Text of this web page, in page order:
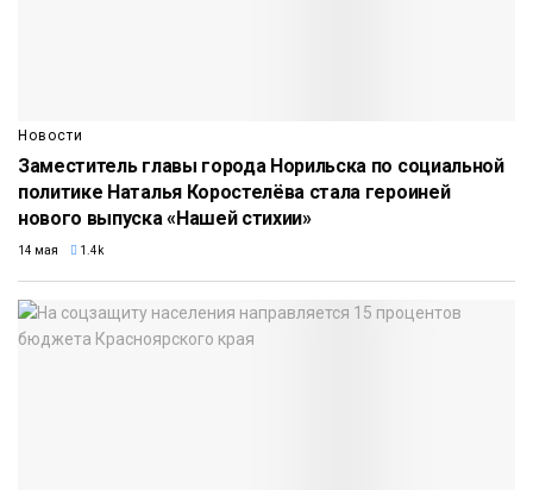
Новости
Заместитель главы города Норильска по социальной
политике Наталья Коростелёва стала героиней
нового выпуска «Нашей стихии»
14 мая 1.4k